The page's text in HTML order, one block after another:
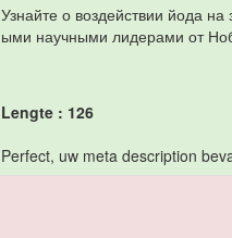
Узнайте о воздействии йода
ыми научными лидерами от
Lengte : 126
Perfect, uw meta description